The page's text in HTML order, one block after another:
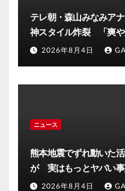
テレ朝・森山みなみア
神スタイル炸裂 「爽や
合い」(J-CASTニュース)
2026年8月4日
ニュース
熊本地震でずれ動いた
が 実はもっとヤバい事
CASTニュース)
2026年8月4日